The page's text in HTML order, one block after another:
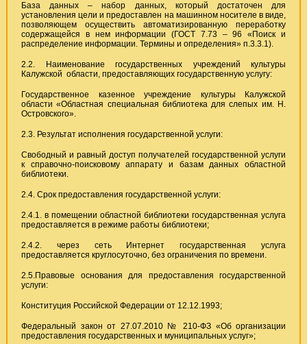
База данных – набор данных, который достаточен для
установления цели и предоставлен на машинном носителе в виде,
позволяющем осуществить автоматизированную переработку
содержащейся в нем информации (ГОСТ 7.73 – 96 «Поиск и
распределение информации. Термины и определения» п.3.3.1).
2.2. Наименование государственных учреждений культуры
Калужской области, предоставляющих государственную услугу:
Государственное казенное учреждение культуры Калужской
области «Областная специальная библиотека для слепых им. Н.
Островского».
2.3. Результат исполнения государственной услуги:
Свободный и равный доступ получателей государственной услуги
к справочно-поисковому аппарату и базам данных областной
библиотеки.
2.4. Срок предоставления государственной услуги:
2.4.1. в помещении областной библиотеки государственная услуга
предоставляется в режиме работы библиотеки;
2.4.2. через сеть Интернет государственная услуга
предоставляется круглосуточно, без ограничения по времени.
2.5.Правовые основания для предоставления государственной
услуги:
Конституция Российской Федерации от 12.12.1993;
Федеральный закон от 27.07.2010 № 210-ФЗ «Об организации
предоставления государственных и муниципальных услуг»;